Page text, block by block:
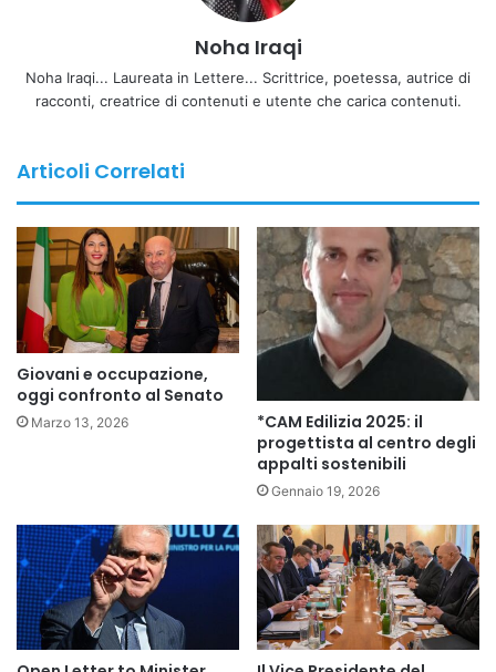
Magazin, Germania), Gianfranco Nitti (La Rondine,
In un contesto internazionale segnato da crisi e conflitti, il
libera, accurata e indipendente e si impegna a rafforzare il
Buon lavoro al nuovo Consiglio!
Copy URL
Noha Iraqi
Noha Iraqi... Laureata in Lettere... Scrittrice, poetessa, autrice di
racconti, creatrice di contenuti e utente che carica contenuti.
Articoli Correlati
Giovani e occupazione,
oggi confronto al Senato
Marzo 13, 2026
*CAM Edilizia 2025: il
progettista al centro degli
appalti sostenibili
Gennaio 19, 2026